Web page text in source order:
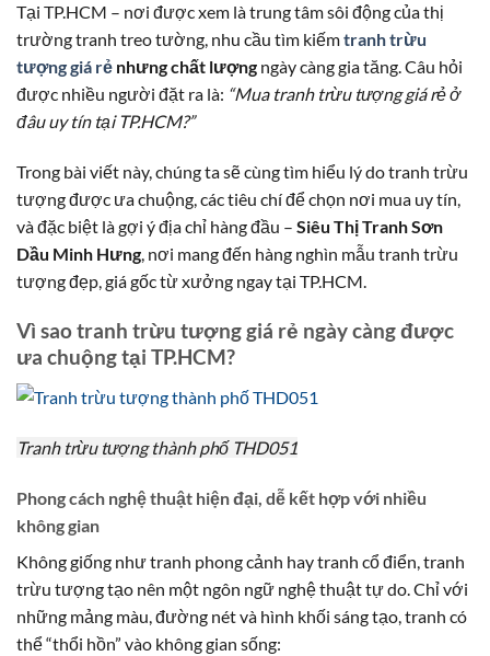
Tại TP.HCM – nơi được xem là trung tâm sôi động của thị
trường tranh treo tường, nhu cầu tìm kiếmtranh trừu
tượng giá rẻ nhưng chất lượng ngày càng gia tăng. Câu hỏi
được nhiều người đặt ra là: “Mua tranh trừu tượng giá rẻ ở
đâu uy tín tại TP.HCM?”
Trong bài viết này, chúng ta sẽ cùng tìm hiểu lý do tranh trừu
tượng được ưa chuộng, các tiêu chí để chọn nơi mua uy tín,
và đặc biệt là gợi ý địa chỉ hàng đầu – Siêu Thị Tranh Sơn
Dầu Minh Hưng, nơi mang đến hàng nghìn mẫu tranh trừu
tượng đẹp, giá gốc từ xưởng ngay tại TP.HCM.
Vì sao tranh trừu tượng giá rẻ ngày càng được
ưa chuộng tại TP.HCM?
Tranh trừu tượng thành phố THD051
Phong cách nghệ thuật hiện đại, dễ kết hợp với nhiều
không gian
Không giống như tranh phong cảnh hay tranh cổ điển, tranh
trừu tượng tạo nên một ngôn ngữ nghệ thuật tự do. Chỉ với
những mảng màu, đường nét và hình khối sáng tạo, tranh có
thể “thổi hồn” vào không gian sống: